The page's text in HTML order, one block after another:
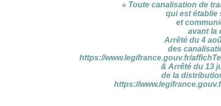
« Toute canalisation de
qui est établie
et
avant la
Arrêté du 4
des
https://www.legifrance.gouv.fr/
& Arrêté du 13
de la
https://